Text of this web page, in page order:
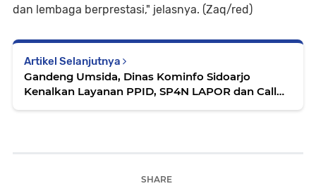
dan lembaga berprestasi," jelasnya. (Zaq/red)
Artikel Selanjutnya
Gandeng Umsida, Dinas Kominfo Sidoarjo
Kenalkan Layanan PPID, SP4N LAPOR dan Call
SHARE